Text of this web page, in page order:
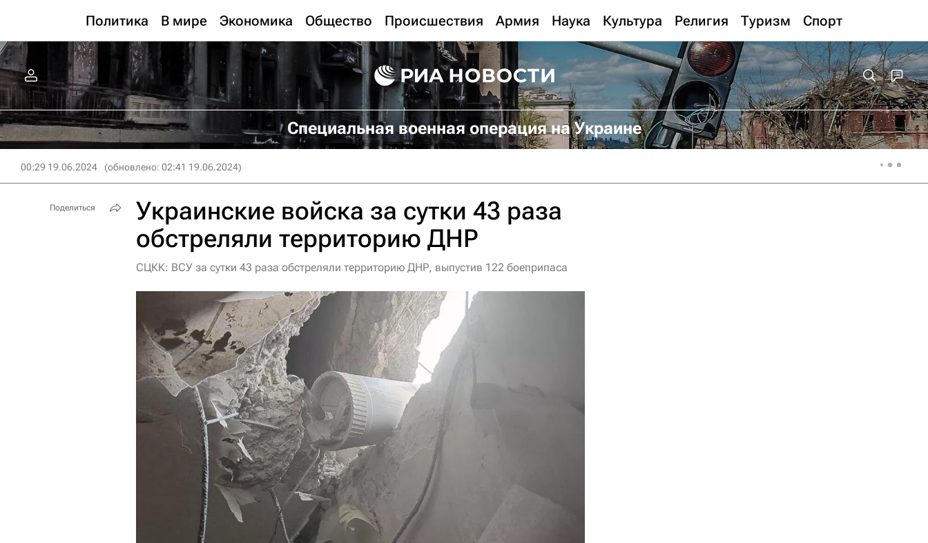
Политика В мире Экономика Общество Происшествия Армия Наука Культура Религия Туризм Спорт
Специальная военная операция на Украине
00:29 19.06.2024 (обновлено: 02:41 19.06.2024)
Украинские войска за сутки 43 раза
обстреляли территорию ДНР
СЦКК: ВСУ за сутки 43 раза обстреляли территорию ДНР, выпустив 122 боеприпаса
Поделиться